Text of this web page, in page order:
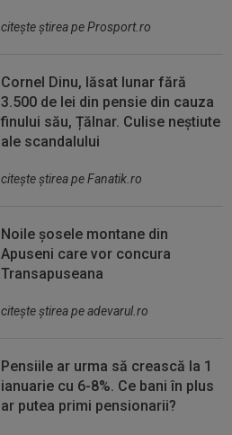
citeşte ştirea pe Prosport.ro
Cornel Dinu, lăsat lunar fără
3.500 de lei din pensie din cauza
finului său, Țălnar. Culise neștiute
ale scandalului
citeşte ştirea pe Fanatik.ro
Noile șosele montane din
Apuseni care vor concura
Transapuseana
citeşte ştirea pe adevarul.ro
Pensiile ar urma să crească la 1
ianuarie cu 6-8%. Ce bani în plus
ar putea primi pensionarii?